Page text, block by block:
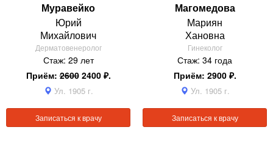
Муравейко
Юрий
Михайлович
Дерматовенеролог
Стаж: 29 лет
Приём:26002400 ₽.
Ул. 1905 г.
Записаться к врачу
Магомедова
Мариян
Хановна
Гинеколог
Стаж: 34 года
Приём: 2900 ₽.
Ул. 1905 г.
Записаться к врачу